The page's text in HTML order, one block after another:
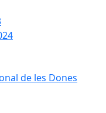
de les Dones